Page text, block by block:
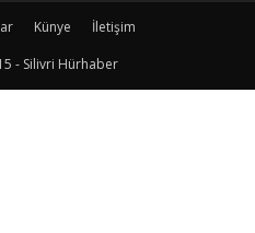
Künye
İletişim
- Silivri Hürhaber